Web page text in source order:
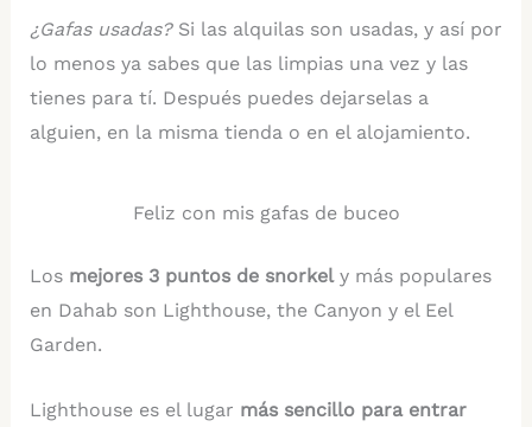
¿Gafas usadas?Si las alquilas son usadas, y así por
lo menos ya sabes que las limpias una vez y las
tienes para tí. Después puedes dejarselas a
alguien, en la misma tienda o en el alojamiento.
Feliz con mis gafas de buceo
Los mejores 3 puntos de snorkely más populares
en Dahab son Lighthouse, the Canyon y el Eel
Garden.
Lighthouse es el lugar más sencillo para entrar